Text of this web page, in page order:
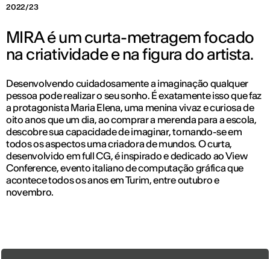
2022/23
MIRA é um curta-metragem focado
na criatividade e na figura do artista.
Desenvolvendo cuidadosamente a imaginação qualquer
pessoa pode realizar o seu sonho. É exatamente isso que faz
a protagonista Maria Elena, uma menina vivaz e curiosa de
oito anos que um dia, ao comprar a merenda para a escola,
descobre sua capacidade de imaginar, tornando-se em
todos os aspectos uma criadora de mundos. O curta,
desenvolvido em full CG, é inspirado e dedicado ao View
Conference, evento italiano de computação gráfica que
acontece todos os anos em Turim, entre outubro e
novembro.